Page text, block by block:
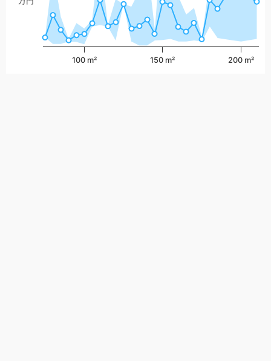
100 m² 150 m² 200 m²